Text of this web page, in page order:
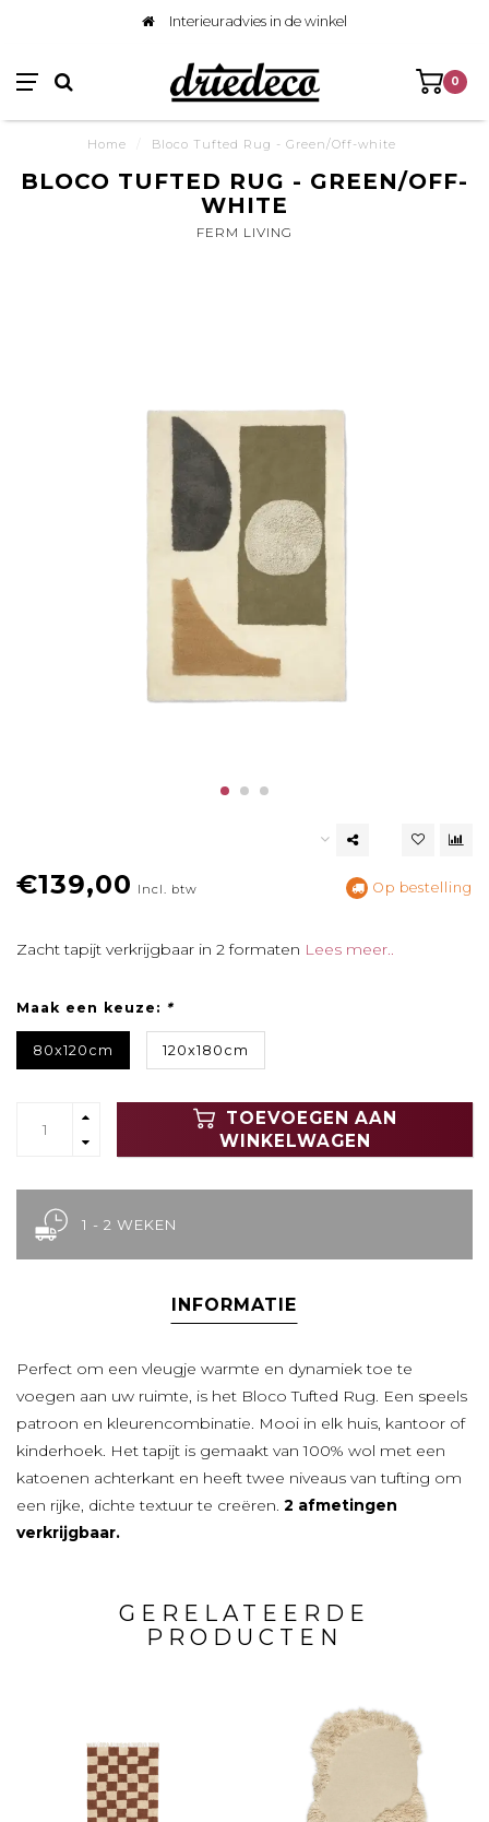
Interieuradvies in de winkel
0
Home Bloco Tufted Rug - Green/Off-white
BLOCO TUFTED RUG - GREEN/OFF-
WHITE
FERM LIVING
€139,00 Incl. btw Op bestelling
Zacht tapijt verkrijgbaar in 2 formaten Lees meer..
Maak een keuze: *
80x120cm 120x180cm
TOEVOEGEN AAN
WINKELWAGEN
1 - 2 WEKEN
INFORMATIE
Perfect om een ​​vleugje warmte en dynamiek toe te
voegen aan uw ruimte, is het Bloco Tufted Rug. Een speels
patroon en kleurencombinatie. Mooi in elk huis, kantoor of
kinderhoek. Het tapijt is gemaakt van 100% wol met een
katoenen achterkant en heeft twee niveaus van tufting om
een ​​rijke, dichte textuur te creëren. 2 afmetingen
verkrijgbaar.
GERELATEERDE
PRODUCTEN